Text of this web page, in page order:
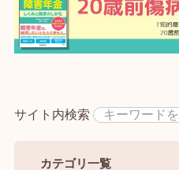
サイト内検索
カテゴリ一覧